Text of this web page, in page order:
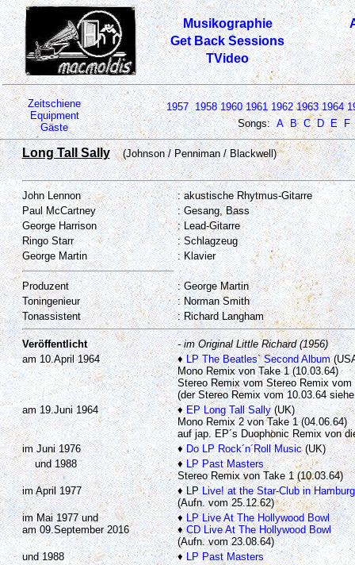
Musikographie
Get Back Sessions
TVideo
Zeitschiene
Equipment
Gäste
1957 1958 1960 1961 1962 1963 1964
Songs: A B C D E F
Long Tall Sally (Johnson / Penniman / Blackwell)
John Lennon
: akustische Rhytmus-Gitarre
Paul McCartney
: Gesang, Bass
George Harrison
: Lead-Gitarre
Ringo Starr
: Schlagzeug
George Martin
: Klavier
Produzent
: George Martin
Toningenieur
: Norman Smith
Tonassistent
: Richard Langham
Veröffentlicht
- im Original Little Richard (1956)
am 10.April 1964
♦LP The Beatles` Second Album
Mono Remix von Take 1 (10.03.64)
Stereo Remix vom Stereo Remix vom
(der Stereo Remix vom 10.03.64
am 19.Juni 1964
♦EP Long Tall Sally(UK)
Mono Remix 2 von Take 1 (04.06.64)
auf jap. EP´s Duophonic Remix von
im Juni 1976
♦Do LP Rock´n´Roll Music(UK)
und 1988
♦LP Past Masters
Stereo Remix von Take 1 (10.03.64)
im April 1977
♦ LPLive! at the Star-Club in
(Aufn. vom 25.12.62)
im Mai 1977 und
am 09.September 2016
♦LP Live At The Hollywood Bowl
♦CD Live At The Hollywood Bowl
(Aufn. vom 23.08.64)
und 1988
♦LP Past Masters